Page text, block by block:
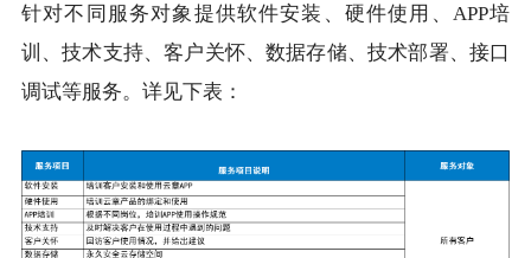
针对不同服务对象提供软件安装、硬件使用、APP培
训、技术支持、客户关怀、数据存储、技术部署、接口
调试等服务。详见下表：